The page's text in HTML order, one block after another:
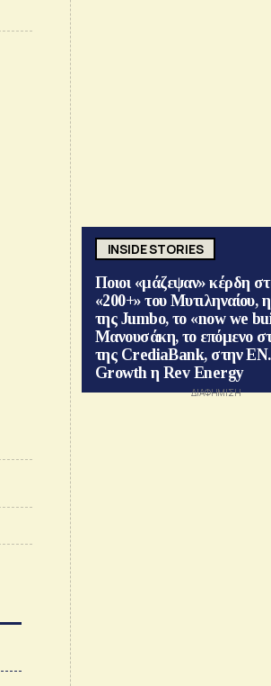
INSIDE STORIES
Ποιοι «μάζεψαν» κέρδη
«200+» του Μυτιληναίου,
της Jumbo, το «now we
Μανουσάκη, το επόμενο
της CrediaBank, στην
Growth η Rev Energy